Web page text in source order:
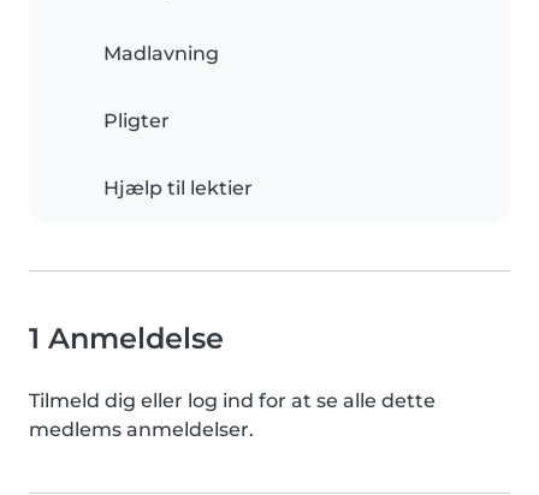
Madlavning
Pligter
Hjælp til lektier
1 Anmeldelse
Tilmeld dig eller log ind for at se alle dette
medlems anmeldelser.